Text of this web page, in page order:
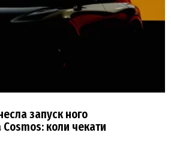
запуск ного
коли чекати